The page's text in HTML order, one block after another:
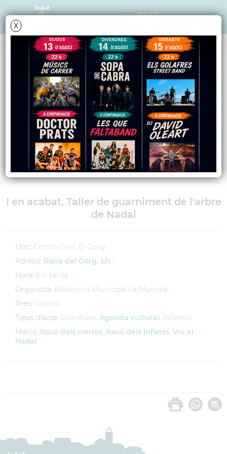
X
AGENDA
Dimarts13 desembre 2011
L'hora del conte
Contes de Nadal, a càrrec de
Carme Lopera
I en acabat, Taller de guarniment de l'arbre
de Nadal
Lloc: Centre Cívic El Gorg
Adreça: Riera del Gorg, s/n
Hora: 6 h tarda
Organitza: Biblioteca Municipal La Muntala
Preu: Gratuït
Tipus d'acte: Literatura, Agenda cultural, Infantils
Marcs: Racó dels contes, Racó dels infants, Viu el
Nadal